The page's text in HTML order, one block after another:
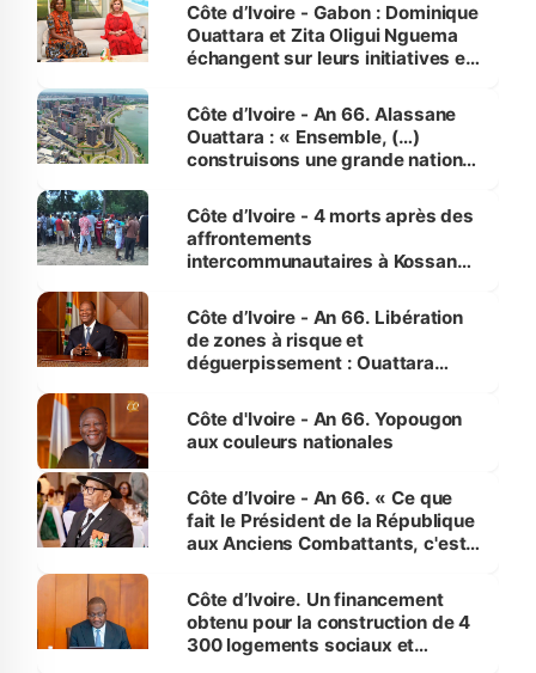
Côte d’Ivoire - Gabon : Dominique
Ouattara et Zita Oligui Nguema
échangent sur leurs initiatives en
enfants
Côte d’Ivoire - An 66. Alassane
Ouattara : « Ensemble, (…)
construisons une grande nation
générations futures »
Côte d’Ivoire - 4 morts après des
affrontements
intercommunautaires à Kossandji
milieu des sinistrés
Côte d’Ivoire - An 66. Libération
de zones à risque et
déguerpissement : Ouattara
l'Etat de droit pour préserver les
vies humaines »
Côte d'Ivoire - An 66. Yopougon
aux couleurs nationales
Côte d’Ivoire - An 66. « Ce que
fait le Président de la République
aux Anciens Combattants, c'est
Côte d’Ivoire. Un financement
obtenu pour la construction de 4
300 logements sociaux et